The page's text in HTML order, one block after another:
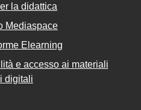
la didattica
Mediaspace
Elearning
e accesso ai materiali
digitali